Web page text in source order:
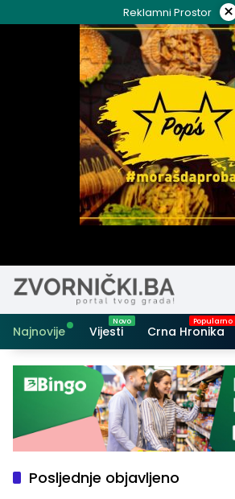
to
Reklamni Prostor ×
Najnovije Vijesti Crna Hronika
Posljednje objavljeno